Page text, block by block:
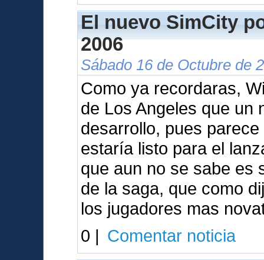
El nuevo SimCity
2006
Sábado 16 de Octubre de
Como ya recordaras,
de Los Angeles que un
desarrollo, pues
estaría listo para el
que aun no se sabe es
de la saga, que como
los jugadores mas
0 | Comentar noticia